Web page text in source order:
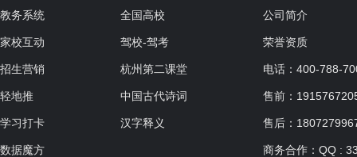
教务系统
家校互动
招生营销
轻地推
学习打卡
数据魔方
全国高校
驾校-驾考
杭州第二课堂
中国古代诗词
汉字释义
公司简介
荣誉资质
电话：400-788-
售前：
售后：
商务合作：QQ :